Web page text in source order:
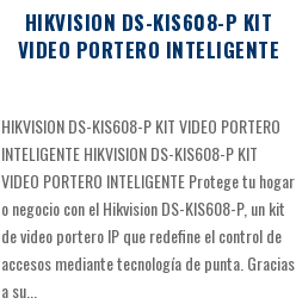
HIKVISION DS-KIS608-P KIT
VIDEO PORTERO INTELIGENTE
HIKVISION DS-KIS608-P KIT VIDEO PORTERO
INTELIGENTE HIKVISION DS-KIS608-P KIT
VIDEO PORTERO INTELIGENTE Protege tu hogar
o negocio con el Hikvision DS-KIS608-P, un kit
de video portero IP que redefine el control de
accesos mediante tecnología de punta. Gracias
a su...